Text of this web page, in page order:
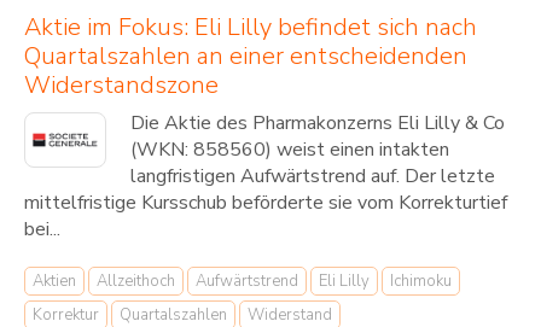
Aktie im Fokus: Eli Lilly befindet sich nach
Quartalszahlen an einer entscheidenden
Widerstandszone
Die Aktie des Pharmakonzerns Eli Lilly & Co
(WKN: 858560) weist einen intakten
langfristigen Aufwärtstrend auf. Der letzte
mittelfristige Kursschub beförderte sie vom Korrekturtief
bei...
Aktien Allzeithoch Aufwärtstrend Eli Lilly
Ichimoku
Korrektur
Quartalszahlen Widerstand